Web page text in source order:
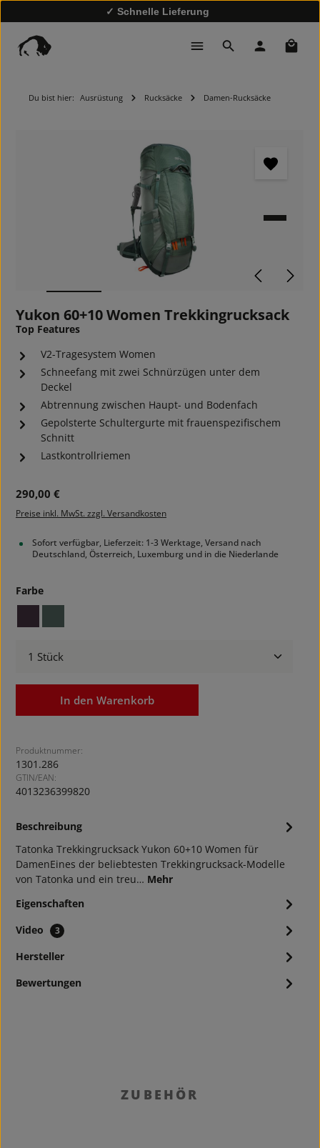
✓ Schnelle Lieferung
Du bist hier: Ausrüstung Rucksäcke Damen-Rucksäcke
Yukon 60+10 Women Trekkingrucksack
Top Features
V2-Tragesystem Women
Schneefang mit zwei Schnürzügen unter dem
Deckel
Abtrennung zwischen Haupt- und Bodenfach
Gepolsterte Schultergurte mit frauenspezifischem
Schnitt
Lastkontrollriemen
Regulärer Preis:
290,00 €
Preise inkl. MwSt. zzgl. Versandkosten
Sofort verfügbar, Lieferzeit: 1-3 Werktage, Versand nach
Deutschland, Österreich, Luxemburg und in die Niederlande
Farbeauswählen
midnight plum
sage green
Produkt Anzahl: Gib den gewünschten Wert ein
In den Warenkorb
Produktnummer:
1301.286
GTIN/EAN:
4013236399820
Beschreibung
Tatonka Trekkingrucksack Yukon 60+10 Women für
DamenEines der beliebtesten Trekkingrucksack-Modelle
von Tatonka und ein treu… Mehr
Eigenschaften
Video
3
Hersteller
Bewertungen
Produktgalerie überspringenZUBEHÖR